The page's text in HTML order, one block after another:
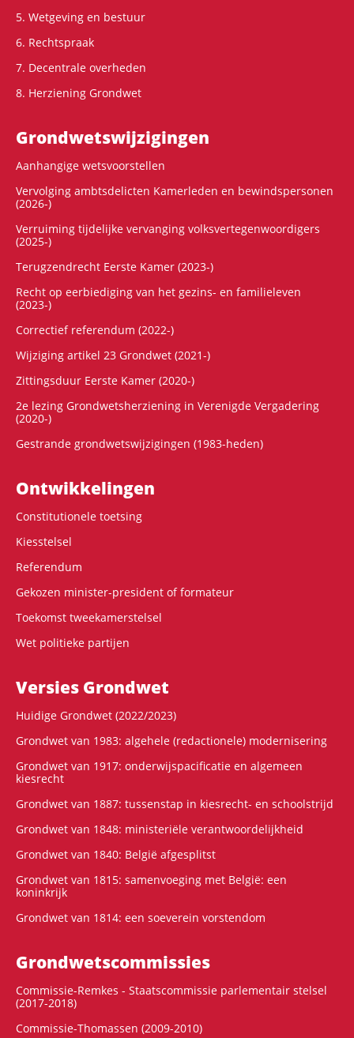
5. Wetgeving en bestuur
6. Rechtspraak
7. Decentrale overheden
8. Herziening Grondwet
Grondwets­wijzigingen
Aanhangige wetsvoorstellen
Vervolging ambtsdelicten Kamerleden en bewindspersonen
(2026-)
Verruiming tijdelijke vervanging volksvertegenwoordigers
(2025-)
Terugzendrecht Eerste Kamer (2023-)
Recht op eerbiediging van het gezins- en familieleven
(2023-)
Correctief referendum (2022-)
Wijziging artikel 23 Grondwet (2021-)
Zittingsduur Eerste Kamer (2020-)
2e lezing Grondwetsherziening in Verenigde Vergadering
(2020-)
Gestrande grondwetswijzigingen (1983-heden)
Ontwikke­lingen
Constitutionele toetsing
Kiesstelsel
Referendum
Gekozen minister-president of formateur
Toekomst tweekamerstelsel
Wet politieke partijen
Versies Grondwet
Huidige Grondwet (2022/2023)
Grondwet van 1983: algehele (redactionele) modernisering
Grondwet van 1917: onderwijspacificatie en algemeen
kiesrecht
Grondwet van 1887: tussenstap in kiesrecht- en schoolstrijd
Grondwet van 1848: ministeriële verantwoordelijkheid
Grondwet van 1840: België afgesplitst
Grondwet van 1815: samenvoeging met België: een
koninkrijk
Grondwet van 1814: een soeverein vorstendom
Grondwets­commissies
Commissie-Remkes - Staatscommissie parlementair stelsel
(2017-2018)
Commissie-Thomassen (2009-2010)